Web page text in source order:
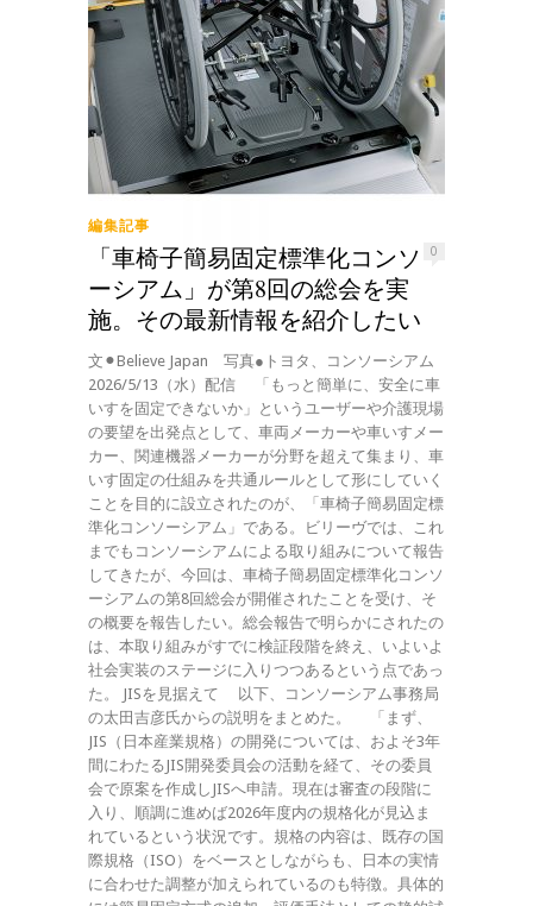
編集記事
0
「車椅子簡易固定標準化コンソ
ーシアム」が第8回の総会を実
施。その最新情報を紹介したい
文⚫︎Believe Japan 写真●トヨタ、コンソーシアム
2026/5/13（水）配信 「もっと簡単に、安全に車
いすを固定できないか」というユーザーや介護現場
の要望を出発点として、車両メーカーや車いすメー
カー、関連機器メーカーが分野を超えて集まり、車
いす固定の仕組みを共通ルールとして形にしていく
ことを目的に設立されたのが、「車椅子簡易固定標
準化コンソーシアム」である。ビリーヴでは、これ
までもコンソーシアムによる取り組みについて報告
してきたが、今回は、車椅子簡易固定標準化コンソ
ーシアムの第8回総会が開催されたことを受け、そ
の概要を報告したい。総会報告で明らかにされたの
は、本取り組みがすでに検証段階を終え、いよいよ
社会実装のステージに入りつつあるという点であっ
た。 JISを見据えて 以下、コンソーシアム事務局
の太田吉彦氏からの説明をまとめた。 「まず、
JIS（日本産業規格）の開発については、およそ3年
間にわたるJIS開発委員会の活動を経て、その委員
会で原案を作成しJISへ申請。現在は審査の段階に
入り、順調に進めば2026年度内の規格化が見込ま
れているという状況です。規格の内容は、既存の国
際規格（ISO）をベースとしながらも、日本の実情
に合わせた調整が加えられているのも特徴。具体的